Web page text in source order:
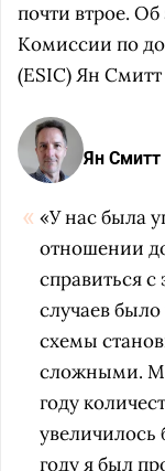
почти втрое. Об
Комиссии по
(ESIC) Ян
Ян Смитт
«У нас была
отношении
справиться
случаев
схемы
сложными.
году
увеличилось
году я был